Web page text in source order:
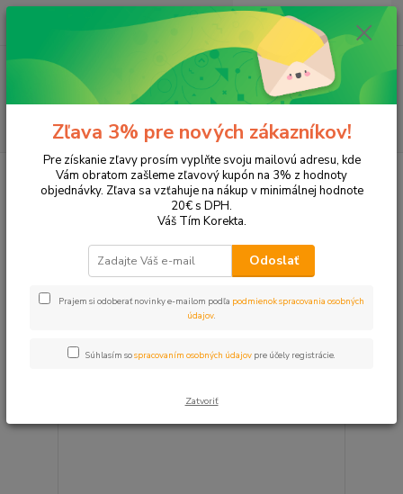
Hľadať
ks
za 0,00 EUR
Domácnosť Hygienický papier Papierové utierky
Papierové utierky
Upresniť parametre
Najdrahšie
Zobrazujem 1-12 z 12
Zľava 3% pre nových zákazníkov!
Pre získanie zľavy prosím vyplňte svoju mailovú adresu, kde
Vám obratom zašleme zľavový kupón na 3% z hodnoty
objednávky. Zľava sa vzťahuje na nákup v minimálnej hodnote
20€ s DPH.
Váš Tím Korekta.
Odoslať
Prajem si odoberať novinky e-mailom podľa podmienok spracovania osobných
údajov.
Súhlasím sospracovaním osobných údajov pre účely registrácie.
Zatvoriť